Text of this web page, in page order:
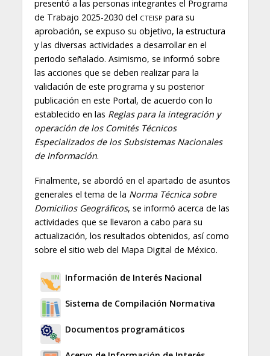
presentó a las personas integrantes el Programa
de Trabajo 2025-2030 del CTEISP para su
aprobación, se expuso su objetivo, la estructura
y las diversas actividades a desarrollar en el
periodo señalado. Asimismo, se informó sobre
las acciones que se deben realizar para la
validación de este programa y su posterior
publicación en este Portal, de acuerdo con lo
establecido en las Reglas para la integración y
operación de los Comités Técnicos
Especializados de los Subsistemas Nacionales
de Información.
Finalmente, se abordó en el apartado de asuntos
generales el tema de la Norma Técnica sobre
Domicilios Geográficos, se informó acerca de las
actividades que se llevaron a cabo para su
actualización, los resultados obtenidos, así como
sobre el sitio web del Mapa Digital de México.
Información de Interés Nacional
Sistema de Compilación Normativa
Documentos programáticos